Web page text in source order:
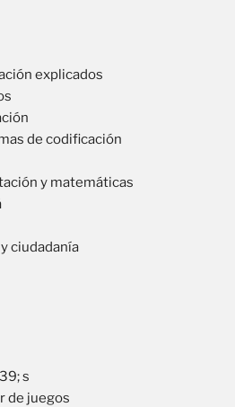
explicados
de codificación
y matemáticas
ciudadanía
s
de juegos